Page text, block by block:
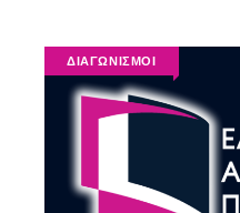
ΔΙΑΓΩΝΙΣΜΟΙ